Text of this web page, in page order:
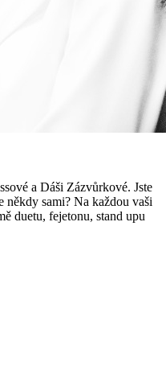
a Dáši Zázvůrkové. Jste
někdy sami? Na každou vaši
duetu, fejetonu, stand upu